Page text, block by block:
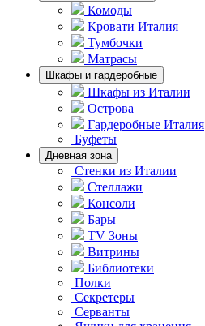
Комоды
Кровати Италия
Тумбочки
Матрасы
Шкафы и гардеробные
Шкафы из Италии
Острова
Гардеробные Италия
Буфеты
Дневная зона
Стенки из Италии
Стеллажи
Консоли
Бары
TV Зоны
Витрины
Библиотеки
Полки
Секретеры
Серванты